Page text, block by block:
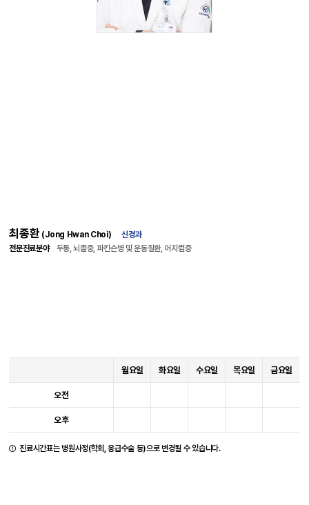
최종환 (Jong Hwan Choi)
신경과
전문진료분야
두통, 뇌졸중, 파킨슨병 및 운동질환, 어지럼증
월요일 화요일 수요일 목요일 금요일
오전
오후
진료시간표는 병원사정(학회, 응급수술 등)으로 변경될 수 있습니다.